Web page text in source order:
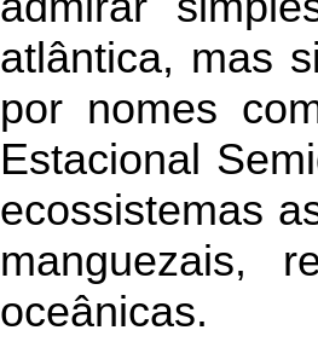
atlântica, mas
por nomes
Estacional
ecossistemas
manguezais,
oceânicas.